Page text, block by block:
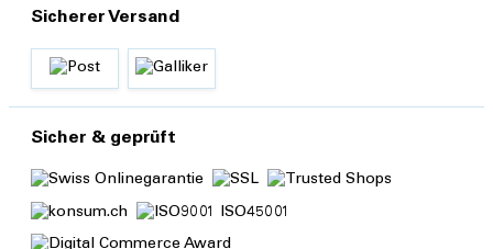
Sicherer Versand
Sicher & geprüft